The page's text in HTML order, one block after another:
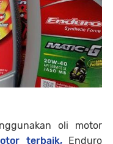
oli motor
terbaik,Enduro